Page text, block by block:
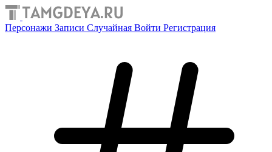
Персонажи Записи Случайная Войти Регистрация